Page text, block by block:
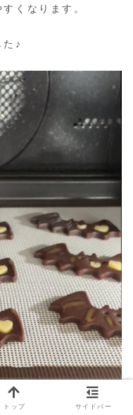
くなります。
♪
トップ サイドバー